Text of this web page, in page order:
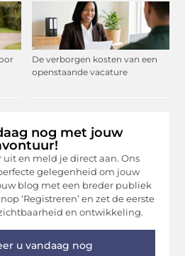
De verborgen kosten van een
openstaande vacature
nog met jouw
en meld je direct aan. Ons
gelegenheid om jouw
blog met een breder publiek
‘Registreren’ en zet de eerste
en ontwikkeling.
u vandaag nog